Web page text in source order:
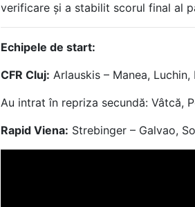
verificare și a stabilit scorul final al
Echipele de start:
CFR Cluj: Arlauskis – Manea,
Au intrat în repriza secundă: Vâtcă,
Rapid Viena: Strebinger – Galvao,